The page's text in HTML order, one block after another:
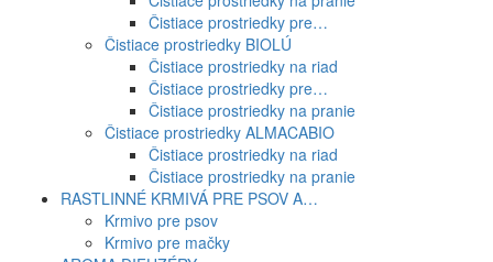
Čistiace prostriedky pre…
Čistiace prostriedky BIOLÚ
Čistiace prostriedky na riad
Čistiace prostriedky pre…
Čistiace prostriedky na pranie
Čistiace prostriedky ALMACABIO
Čistiace prostriedky na riad
Čistiace prostriedky na pranie
RASTLINNÉ KRMIVÁ PRE PSOV A…
Krmivo pre psov
Krmivo pre mačky